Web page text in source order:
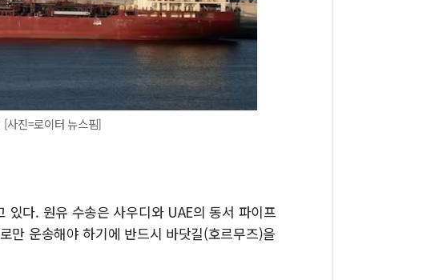
사진=로이터 뉴스핌]
있다. 원유 수송은 사우디와 UAE의 동서 파이프
만 운송해야 하기에 반드시 바닷길(호르무즈)을